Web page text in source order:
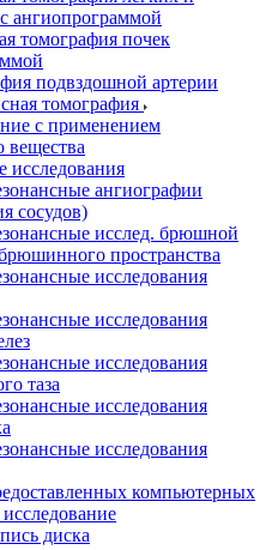
ангиопрограммой
томография почек
подвздошной артерии
томография
с применением
вещества
исследования
ангиографии
сосудов)
исслед. брюшной
пространства
исследования
исследования
исследования
таза
исследования
исследования
компьютерных
диска